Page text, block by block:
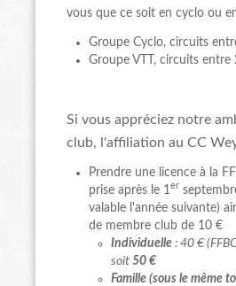
vous que ce soit en cyclo ou
Groupe Cyclo, circuits
Groupe VTT, circuits entre
Si vous appréciez notre
club, l'affiliation au CC
Prendre une licence à la
prise après le 1 er
valable l'année suivante)
de membre club de 10 €
Individuelle : 40 €
soit 50 €
Famille (sous le même